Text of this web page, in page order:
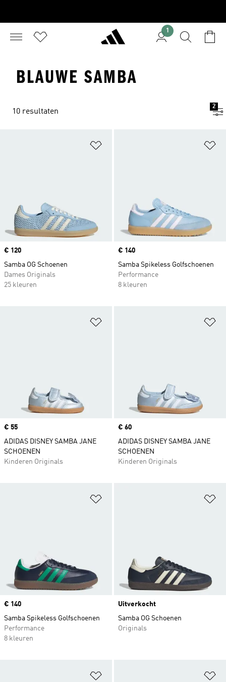
1
BLAUWE SAMBA
10 resultaten
2
Price
€ 120
Samba OG Schoenen
Dames Originals
25 kleuren
Price
€ 140
Samba Spikeless Golfschoenen
Performance
8 kleuren
Price
€ 55
ADIDAS DISNEY SAMBA JANE
SCHOENEN
Kinderen Originals
Price
€ 60
ADIDAS DISNEY SAMBA JANE
SCHOENEN
Kinderen Originals
Price
€ 140
Samba Spikeless Golfschoenen
Performance
8 kleuren
Uitverkocht
Samba OG Schoenen
Originals